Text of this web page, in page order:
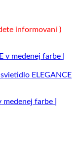
informovaní )
farbe |